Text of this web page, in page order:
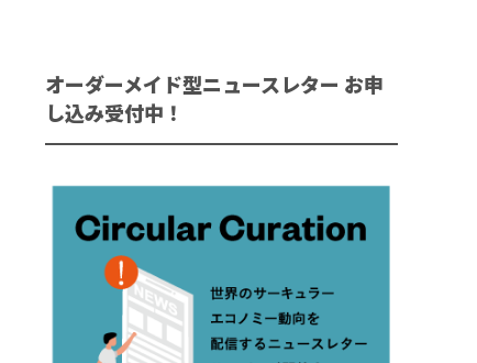
オーダーメイド型ニュースレター お申
し込み受付中！